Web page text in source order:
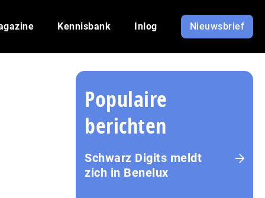
Kennisbank Inlog Nieuwsbrief
Populaire
berichten
Schwarz Digits meldt
zich in Benelux